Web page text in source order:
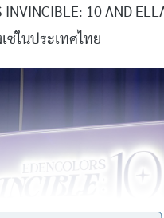
10 AND
ซ่ในประเทศไทย